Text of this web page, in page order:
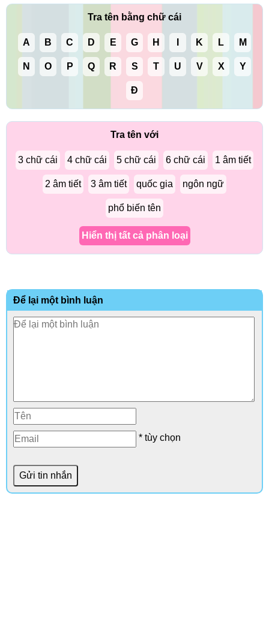
Tra tên bằng chữ cái
A B C D E G H K L M
N O P Q R S T U V X Y
Đ
Tra tên với
3 chữ cái 4 chữ cái 5 chữ cái 6 chữ cái 1 âm tiết
2 âm tiết 3 âm tiết quốc gia ngôn ngữ
phổ biến tên
Hiển thị tất cả phân loại
Để lại một bình luận
* tùy chọn